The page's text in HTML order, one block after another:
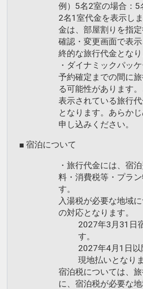
例）5名2室の場合：
2名1室代金を表示し
金は、部屋割りを指
確認・変更画面で表
終的な旅行代金となり
・ダイナミックパッ
予約確定までの間に
る可能性があります
表示されている旅行
となります。あらか
申し込みください。
■ 宿泊について
・旅行代金には、宿
料・消費税等・プラ
す。
入湯税が必要な地域
の対応となります。
2027年3月31日
す。
2027年4月1日以
現地払いとなりま
宿泊税については、
に、宿泊税が必要な